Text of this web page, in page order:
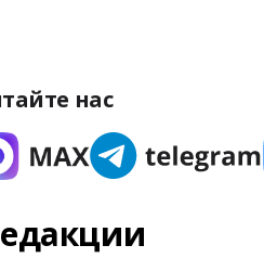
нас